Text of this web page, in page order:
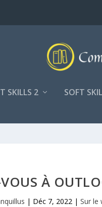
SKILLS 2 SOFT
À
| Déc 7, 2022| Sur le